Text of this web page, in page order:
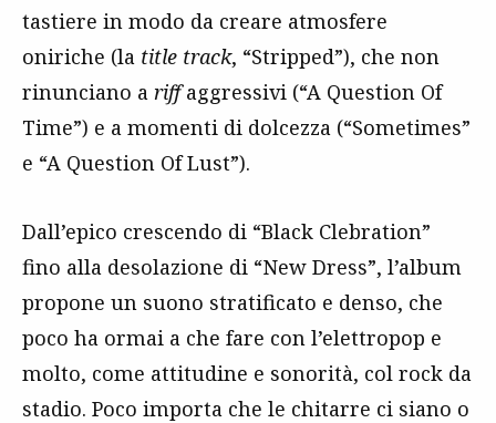
tastiere in modo da creare atmosfere
oniriche (la title track, “Stripped”), che non
rinunciano a riffaggressivi (“A Question Of
Time”) e a momenti di dolcezza (“Sometimes”
e “A Question Of Lust”).
Dall’epico crescendo di “Black Clebration”
fino alla desolazione di “New Dress”, l’album
propone un suono stratificato e denso, che
poco ha ormai a che fare con l’elettropop e
molto, come attitudine e sonorità, col rock da
stadio. Poco importa che le chitarre ci siano o